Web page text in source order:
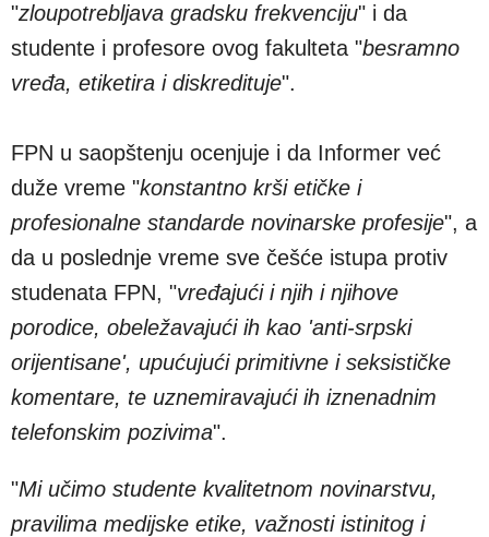
"zloupotrebljava gradsku frekvenciju" i da
studente i profesore ovog fakulteta "besramno
vređa, etiketira i diskredituje".
FPN u saopštenju ocenjuje i da Informer već
duže vreme "konstantno krši etičke i
profesionalne standarde novinarske profesije", a
da u poslednje vreme sve češće istupa protiv
studenata FPN, "vređajući i njih i njihove
porodice, obeležavajući ih kao 'anti-srpski
orijentisane', upućujući primitivne i seksističke
komentare, te uznemiravajući ih iznenadnim
telefonskim pozivima".
"Mi učimo studente kvalitetnom novinarstvu,
pravilima medijske etike, važnosti istinitog i